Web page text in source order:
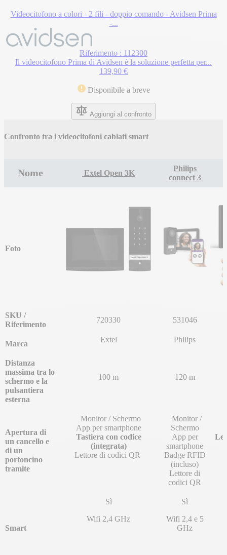
Videocitofono a colori - 2 fili - doppio comando - Avidsen Prima
-...
Riferimento : 112300
Il videocitofono Prima di Avidsen è la soluzione perfetta per...
139,90 €
Disponibile a breve
Aggiungi al confronto
Confronto tra i videocitofoni cablati smart
Nome Extel Open 3K
Philips
connect 3
Foto
SKU /
Riferimento
720330 531046
Marca Extel Philips
Distanza
massima tra lo
schermo e la
pulsantiera
esterna
100 m 120 m
Apertura di
un cancello e
di un
portoncino
tramite
Monitor / Schermo
App per smartphone
Tastiera con codice
(integrata)
Lettore di codici QR
Monitor /
Schermo
App per
smartphone
Badge RFID
(incluso)
Lettore di
codici QR
Smart
Sì
Wifi 2,4 GHz
Sì
Wifi 2,4 e 5
GHz